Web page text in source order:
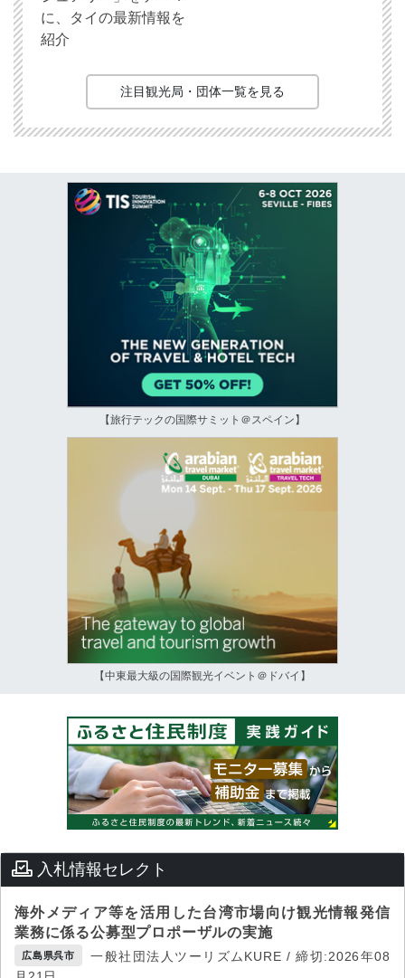
に、タイの最新情報を
紹介
注目観光局・団体一覧を見る
【旅行テックの国際サミット＠スペイン】
【中東最大級の国際観光イベント＠ドバイ】
入札情報セレクト
海外メディア等を活用した台湾市場向け観光情報発信
業務に係る公募型プロポーザルの実施
広島県呉市
一般社団法人ツーリズムKURE / 締切:2026年08